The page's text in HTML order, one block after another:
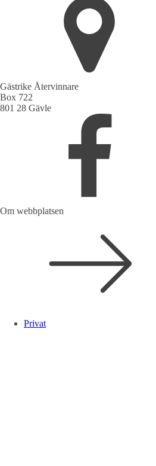
Gästrike Återvinnare
Box 722
801 28 Gävle
Om webbplatsen
Privat